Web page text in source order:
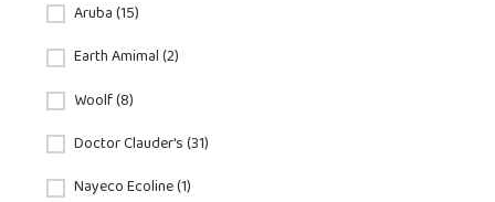
Aruba (15)
Earth Amimal (2)
Woolf (8)
Doctor Clauder's (31)
Nayeco Ecoline (1)